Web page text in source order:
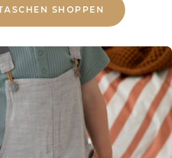
SHOPPEN